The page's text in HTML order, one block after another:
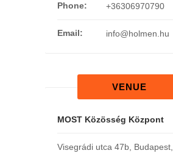
Phone: +36306970790
Email: info@holmen.hu
VENUE
MOST Közösség Központ
Visegrádi utca 47b, Budapest,